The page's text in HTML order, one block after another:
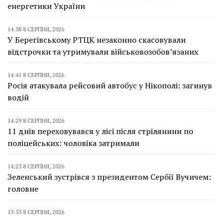
енергетики України
14:58 8 СЕРПНЯ, 2026
У Берегівському РТЦК незаконно скасовували
відстрочки та утримували військовозобов’язаних
14:41 8 СЕРПНЯ, 2026
Росія атакувала рейсовий автобус у Нікополі: загинув
водій
14:29 8 СЕРПНЯ, 2026
11 днів переховувався у лісі після стрілянини по
поліцейських: чоловіка затримали
14:23 8 СЕРПНЯ, 2026
Зеленський зустрівся з президентом Сербії Вучичем:
головне
13:55 8 СЕРПНЯ, 2026